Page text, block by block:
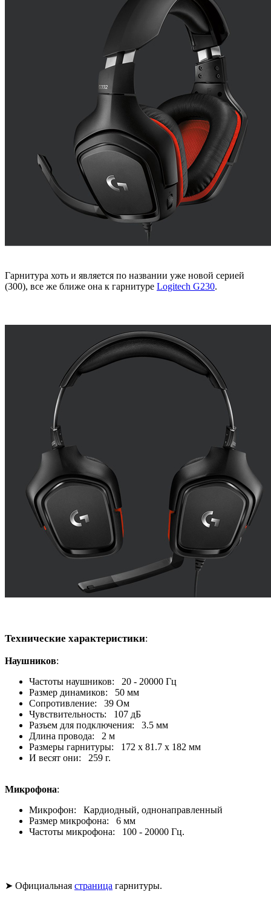
Гарнитура хоть и является по названии уже новой серией
(300), все же ближе она к гарнитуре Logitech G230.
Технические характеристики:
Наушников:
Частоты наушников: 20 - 20000 Гц
Размер динамиков: 50 мм
Сопротивление: 39 Ом
Чувствительность: 107 дБ
Разъем для подключения: 3.5 мм
Длина провода: 2 м
Размеры гарнитуры: 172 х 81.7 х 182 мм
И весят они: 259 г.
Микрофона:
Микрофон: Кардиодный, однонаправленный
Размер микрофона: 6 мм
Частоты микрофона: 100 - 20000 Гц.
➤ Официальная страница гарнитуры.